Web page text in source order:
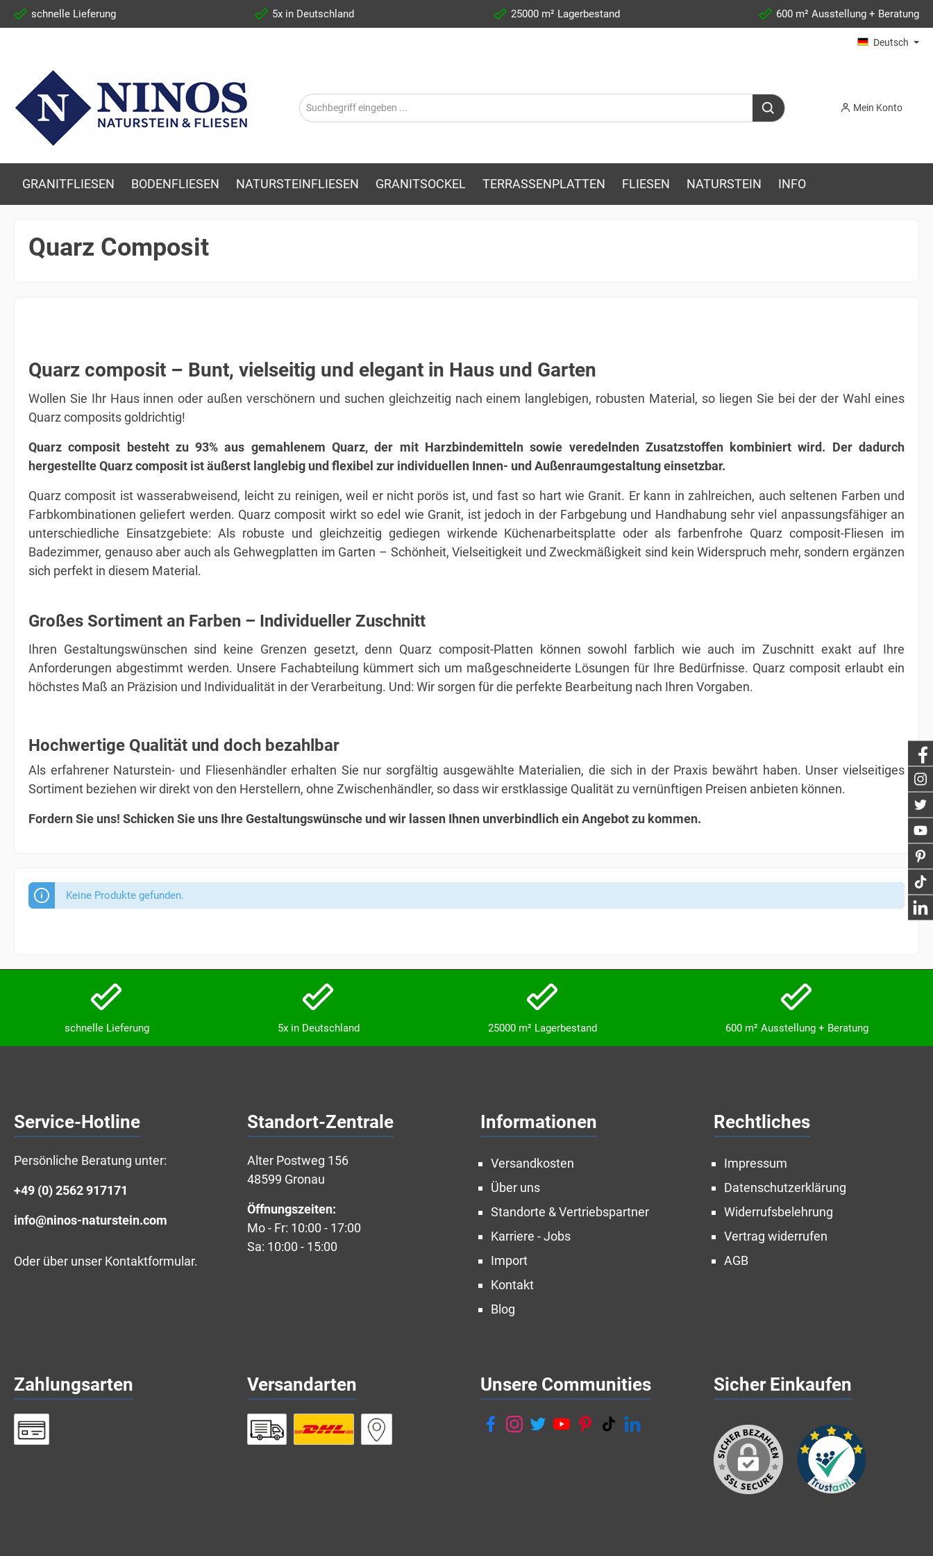
schnelle Lieferung 5x in Deutschland 25000 m² Lagerbestand 600 m² Ausstellung + Beratung
Deutsch
Mein Konto
GRANITFLIESEN BODENFLIESEN NATURSTEINFLIESEN GRANITSOCKEL TERRASSENPLATTEN FLIESEN NATURSTEIN INFO
Quarz Composit
Quarz composit – Bunt, vielseitig und elegant in Haus und Garten
Wollen Sie Ihr Haus innen oder außen verschönern und suchen gleichzeitig nach einem langlebigen, robusten Material, so liegen Sie bei der der Wahl eines
Quarz composits goldrichtig!
Quarz composit besteht zu 93% aus gemahlenem Quarz, der mit Harzbindemitteln sowie veredelnden Zusatzstoffen kombiniert wird. Der dadurch
hergestellte Quarz composit ist äußerst langlebig und flexibel zur individuellen Innen- und Außenraumgestaltung einsetzbar.
Quarz composit ist wasserabweisend, leicht zu reinigen, weil er nicht porös ist, und fast so hart wie Granit. Er kann in zahlreichen, auch seltenen Farben und
Farbkombinationen geliefert werden. Quarz composit wirkt so edel wie Granit, ist jedoch in der Farbgebung und Handhabung sehr viel anpassungsfähiger an
unterschiedliche Einsatzgebiete: Als robuste und gleichzeitig gediegen wirkende Küchenarbeitsplatte oder als farbenfrohe Quarz composit-Fliesen im
Badezimmer, genauso aber auch als Gehwegplatten im Garten – Schönheit, Vielseitigkeit und Zweckmäßigkeit sind kein Widerspruch mehr, sondern ergänzen
sich perfekt in diesem Material.
Großes Sortiment an Farben – Individueller Zuschnitt
Ihren Gestaltungswünschen sind keine Grenzen gesetzt, denn Quarz composit-Platten können sowohl farblich wie auch im Zuschnitt exakt auf Ihre
Anforderungen abgestimmt werden. Unsere Fachabteilung kümmert sich um maßgeschneiderte Lösungen für Ihre Bedürfnisse. Quarz composit erlaubt ein
höchstes Maß an Präzision und Individualität in der Verarbeitung. Und: Wir sorgen für die perfekte Bearbeitung nach Ihren Vorgaben.
Hochwertige Qualität und doch bezahlbar
Als erfahrener Naturstein- und Fliesenhändler erhalten Sie nur sorgfältig ausgewählte Materialien, die sich in der Praxis bewährt haben. Unser vielseitiges
Sortiment beziehen wir direkt von den Herstellern, ohne Zwischenhändler, so dass wir erstklassige Qualität zu vernünftigen Preisen anbieten können.
Fordern Sie uns! Schicken Sie uns Ihre Gestaltungswünsche und wir lassen Ihnen unverbindlich ein Angebot zu kommen.
Keine Produkte gefunden.
schnelle Lieferung 5x in Deutschland 25000 m² Lagerbestand 600 m² Ausstellung + Beratung
Service-Hotline
Persönliche Beratung unter:
+49 (0) 2562 917171
info@ninos-naturstein.com
Oder über unser Kontaktformular.
Standort-Zentrale
Alter Postweg 156
48599 Gronau
Öffnungszeiten:
Mo - Fr: 10:00 - 17:00
Sa: 10:00 - 15:00
Informationen
Versandkosten
Über uns
Standorte & Vertriebspartner
Karriere - Jobs
Import
Kontakt
Blog
Rechtliches
Impressum
Datenschutzerklärung
Widerrufsbelehrung
Vertrag widerrufen
AGB
Zahlungsarten Versandarten Unsere Communities Sicher Einkaufen